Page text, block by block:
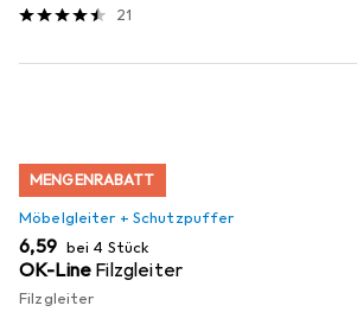
21
MENGENRABATT
Möbelgleiter + Schutzpuffer
EUR
6,59 bei 4 Stück
OK-Line Filzgleiter
Filzgleiter